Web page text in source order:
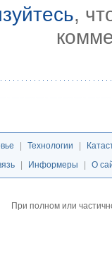
,
| Технологии |
| Информеры | О
При полном или